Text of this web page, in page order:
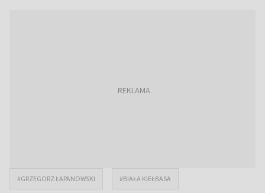
#GRZEGORZ ŁAPANOWSKI #BIAŁA KIEŁBASA